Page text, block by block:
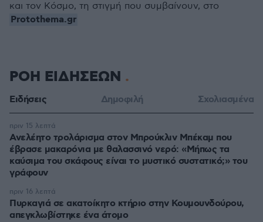
και τον Κόσμο, τη στιγμή που συμβαίνουν, στο
Protothema.gr
ΡΟΗ ΕΙΔΗΣΕΩΝ
Ειδήσεις Δημοφιλή Σχολιασμένα
Ανελέητο τρολάρισμα στον Μπρούκλιν Μπέκαμ που
έβρασε μακαρόνια με θαλασσινό νερό: «Μήπως τα
καύσιμα του σκάφους είναι το μυστικό συστατικό;» του
γράφουν
πριν 15 λεπτά
Πυρκαγιά σε ακατοίκητο κτήριο στην Κουμουνδούρου,
απεγκλωβίστηκε ένα άτομο
πριν 16 λεπτά